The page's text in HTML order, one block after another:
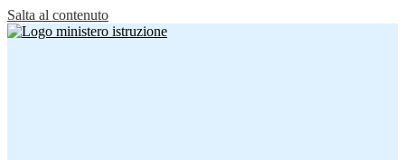
Salta al contenuto